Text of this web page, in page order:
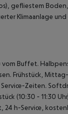
gefliestem Boden,
Klimaanlage
vom Buffet.
Frühstück,
Zeiten.
(10:30 - 11:30
h-Service,